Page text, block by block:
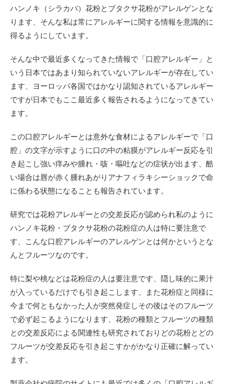
ハンノキ（シラカバ）花粉とブタクサ花粉がアレルゲンとな
ります、そんな私は常にアレルギーに関する情報を意識的に
得るようにしています。
そんな中で最近多くなってきた情報で「口腔アレルギー」と
いう日本ではあまり知られていないアレルギーが存在してい
ます、ヨーロッパ各国ではかなり認知されているアレルギー
ですが日本でもここ最近多く報告されるようになってきてい
ます。
この口腔アレルギーとは意外な食材によるアレルギーで「口
腔」の文字が示すように口の中の粘膜がアレルギー反応を引
き起こし強い痒みや腫れ・咳・嘔吐などの症状が出ます、酷
い場合は唇が赤く腫れあがりアナフィラキシーショックで命
に係わる状態になることも報告されています。
研究では花粉アレルギーとの交差反応が認められ私のように
ハンノキ花粉・ブタクサ花粉の花粉症の人は特に要注意で
す、こんな口腔アレルギーのアレルゲンとは何かというとな
んとフルーツなのです。
特に梨や桃などは花粉症の人は要注意です、隠し味的に果汁
が入っているだけでも引き起こします、また花粉症と同様に
今まで何ともなかった人が突然発症しその後はそのフルーツ
で必ず起こるようになります、花粉の種類とフルーツの種類
との交差反応による関連性も研究されておりどの花粉とどの
フルーツが交差反応を引き起こすかがかなり正確に解ってい
ます。